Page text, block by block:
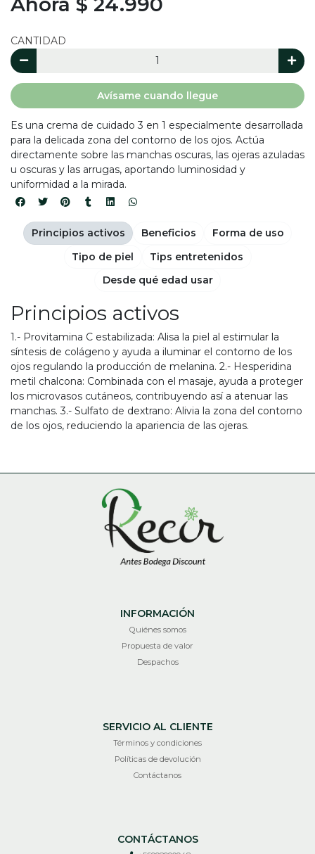
CANTIDAD
Avísame cuando llegue
Es una crema de cuidado 3 en 1 especialmente desarrollada
para la delicada zona del contorno de los ojos. Actúa
directamente sobre las manchas oscuras, las ojeras azuladas
u oscuras y las arrugas, aportando luminosidad y
uniformidad a la mirada.
Principios activos
1.- Provitamina C estabilizada: Alisa la piel al estimular la
síntesis de colágeno y ayuda a iluminar el contorno de los
ojos regulando la producción de melanina. 2.- Hesperidina
metil chalcona: Combinada con el masaje, ayuda a proteger
los microvasos cutáneos, contribuyendo así a atenuar las
manchas. 3.- Sulfato de dextrano: Alivia la zona del contorno
de los ojos, reduciendo la apariencia de las ojeras.
Principios activos Beneficios
Forma de uso
Tipo de piel
Tips entretenidos
Desde qué edad usar
INFORMACIÓN
Quiénes somos
Propuesta de valor
Despachos
SERVICIO AL CLIENTE
Términos y condiciones
Políticas de devolución
Contáctanos
CONTÁCTANOS